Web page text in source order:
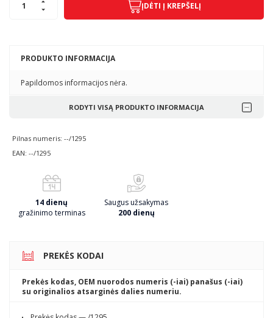
PRODUKTO INFORMACIJA
Papildomos informacijos nėra.
RODYTI VISĄ PRODUKTO INFORMACIJA
Pilnas numeris: --/1295
EAN: --/1295
14 dienų
gražinimo terminas
Saugus užsakymas
200 dienų
ĮDĖTI Į KREPŠELĮ
PREKĖS KODAI
Prekės kodas, OEM nuorodos numeris (-iai) panašus (-iai)
su originalios atsarginės dalies numeriu.